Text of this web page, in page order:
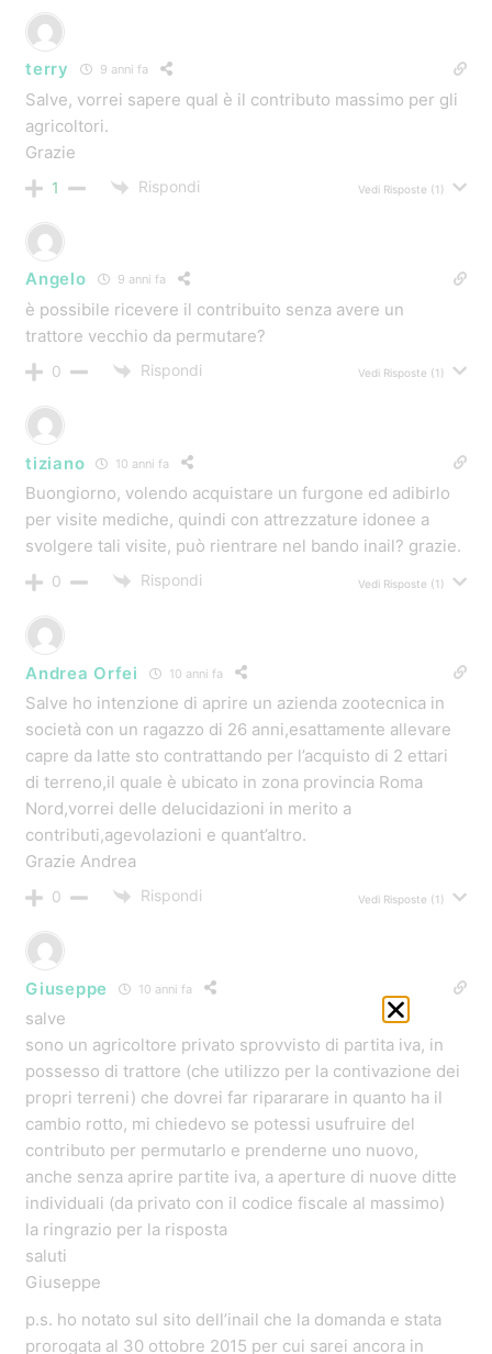
2)Mia nuora vorrebbe iniziare un’ attività agricola e
poiché ha meno di 40 anni avrebbe maggiori
agevolazioni sull’acquisto di trattori agricoli?
potresti suggerirmi l’indirizzo dove controllare?
Grazie mille
0 Rispondi Vedi Risposte(5)
emilio 11 anni fa
Vorrei averemaggiori chiarimenti sul limite massimo di
15000 per le aziende agricole.
0 Rispondi Vedi Risposte (1)
paolo 11 anni fa
salve, sarò cretino, ma non trovo il link né sul video, né
sul sito inail.
sarebbe possibile averlo?
0 Rispondi Vedi Risposte (1)
pinuccio 11 anni fa
domanda :
e’ possibile finanziare un nuovo autocarro mezzo
d’0pera per movimento terra?
0 Rispondi
massimiliano 11 anni fa
pannelli solari?
Grazie per la disponibilità.
0 Vedi Risposte
Gianfranco 11 anni fa
qesti contributi sono validi anche per chi vuole aprire
una nuova azienda agricola? cioè chi parte da zero ma
possiede terreno 7 ettari con casale.
0 Rispondi
Enzo Papa 11 anni fa
Salve, volevo sapere se posso beneficiare del